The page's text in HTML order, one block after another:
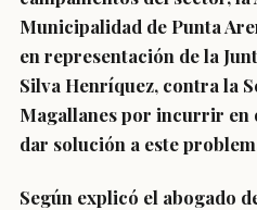
Municipalidad de Punta
en representación de la
Silva Henríquez, contra la
Magallanes por incurrir en
dar solución a este
Según explicó el abogado